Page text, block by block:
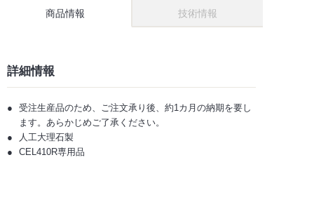
商品情報 技術情報
詳細情報
受注生産品のため、ご注文承り後、約1カ月の納期を要し
ます。あらかじめご了承ください。
人工大理石製
CEL410R専用品